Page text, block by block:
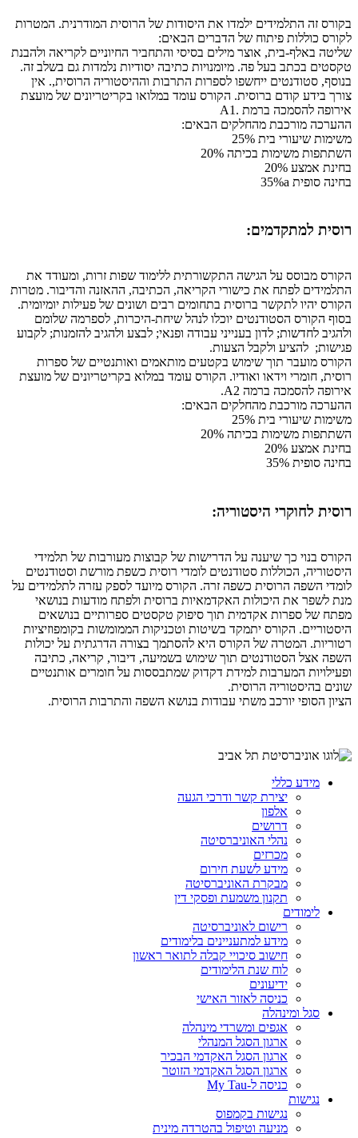
בקורס זה התלמידים ילמדו את היסודות של הרוסית המודרנית. המטרות
לקורס כוללות פיתוח של הדברים הבאים:
שליטה באלף-בית, אוצר מילים בסיסי והתחביר החיוניים לקריאה ולהבנת
טקסטים בכתב בעל פה. מיומנויות כתיבה יסודיות נלמדות גם בשלב זה.
בנוסף, סטודנטים ייחשפו לספרות התרבות וההיסטוריה הרוסית,. אין
צורך בידע קודם ברוסית. הקורס עומד במלואו בקריטריונים של מועצת
אירופה להסמכה ברמת .A1
ההערכה מורכבת מהחלקים הבאים:
משימות שיעורי בית 25%
השתתפות משימות בכיתה 20%
בחינת אמצע 20%
בחינה סופית 35%a
רוסית למתקדמים:
הקורס מבוסס על הגישה התקשורתית ללימוד שפות זרות, ומעודד את
התלמידים לפתח את כישורי הקריאה, הכתיבה, ההאזנה והדיבור. מטרות
הקורס יהיו לתקשר ברוסית בתחומים רבים ושונים של פעילות יומיומית.
בסוף הקורס הסטודנטים יוכלו לנהל שיחת-היכרות, לספרמה שלומם
ולהגיב לחדשות; לדון בענייני עבודה ופנאי; לבצע ולהגיב להזמנות; לקבוע
פגישות; להציע ולקבל הצעות.
הקורס מועבר תוך שימוש בקטעים מותאמים ואותנטיים של ספרות
רוסית, חומרי וידאו ואודיו. הקורס עומד במלוא בקריטריונים של מועצת
אירופה להסמכה ברמה A2.
ההערכה מורכבת מהחלקים הבאים:
משימות שיעורי בית 25%
השתתפות משימות בכיתה 20%
בחינת אמצע 20%
בחינה סופית 35%
רוסית לחוקרי היסטוריה:
הקורס בנוי כך שיענה על הדרישות של קבוצות מעורבות של תלמידי
היסטוריה, הכוללות סטודנטים לומדי רוסית כשפת מורשת וסטודנטים
לומדי השפה הרוסית כשפה זרה. הקורס מיועד לספק עזרה לתלמידים על
מנת לשפר את היכולות האקדמאיות ברוסית ולפתח מודעות בנושאי
מפתח של ספרות אקדמית תוך סיפוק טקסטים ספרותיים בנושאים
היסטוריים. הקורס יתמקד בשיטות וטכניקות הממומשות בקומפוזיציות
רטוריות. המטרה של הקורס היא להסתמך בצורה הדרגתית על יכולות
השפה אצל הסטודנטים תוך שימוש בשמיעה, דיבור, קריאה, כתיבה
ופעילויות המערבות למידת דקדוק שמתבססות על חומרים אותנטיים
שונים בהיסטוריה הרוסית.
הציון הסופי יורכב משתי עבודות בנושא השפה והתרבות הרוסית.
מידע כללי
יצירת קשר ודרכי הגעה
אלפון
דרושים
נהלי האוניברסיטה
מכרזים
מידע לשעת חירום
מבקרת האוניברסיטה
תקנון משמעת ופסקי דין
לימודים
רישום לאוניברסיטה
מידע למתעניינים בלימודים
חישוב סיכויי קבלה לתואר ראשון
לוח שנת הלימודים
ידיעונים
כניסה לאזור האישי
סגל ומינהלה
אגפים ומשרדי מינהלה
ארגון הסגל המנהלי
ארגון הסגל האקדמי הבכיר
ארגון הסגל האקדמי הזוטר
כניסה ל-My Tau
נגישות
נגישות בקמפוס
מניעה וטיפול בהטרדה מינית